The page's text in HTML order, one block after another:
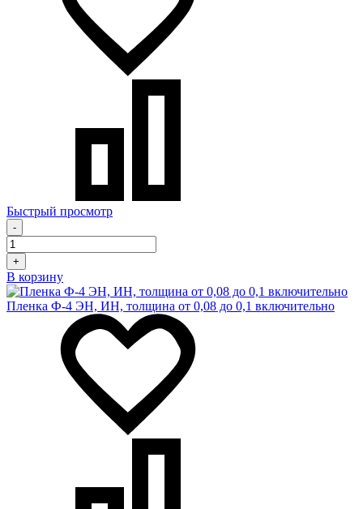
Быстрый просмотр
-
+
В корзину
Пленка Ф-4 ЭН, ИН, толщина от 0,08 до 0,1 включительно